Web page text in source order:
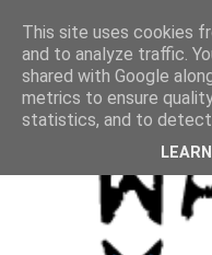
This site uses cookies
and to analyze traffic.
shared with Google
metrics to ensure
statistics, and to detect